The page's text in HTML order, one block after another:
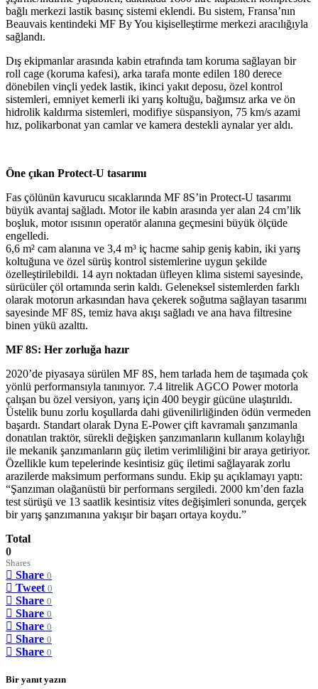
bağlı merkezi lastik basınç sistemi eklendi. Bu sistem, Fransa’nın
Beauvais kentindeki MF By You kişiselleştirme merkezi aracılığıyla
sağlandı.
Dış ekipmanlar arasında kabin etrafında tam koruma sağlayan bir
roll cage (koruma kafesi), arka tarafa monte edilen 180 derece
dönebilen vinçli yedek lastik, ikinci yakıt deposu, özel kontrol
sistemleri, emniyet kemerli iki yarış koltuğu, bağımsız arka ve ön
hidrolik kaldırma sistemleri, modifiye süspansiyon, 75 km/s azami
hız, polikarbonat yan camlar ve kamera destekli aynalar yer aldı.
Öne çıkan Protect-U tasarımı
Fas çölünün kavurucu sıcaklarında MF 8S’in Protect-U tasarımı
büyük avantaj sağladı. Motor ile kabin arasında yer alan 24 cm’lik
boşluk, motor ısısının operatör alanına geçmesini büyük ölçüde
engelledi.
6,6 m² cam alanına ve 3,4 m³ iç hacme sahip geniş kabin, iki yarış
koltuğuna ve özel sürüş kontrol sistemlerine uygun şekilde
özelleştirilebildi. 14 ayrı noktadan üfleyen klima sistemi sayesinde,
sürücüler çöl ortamında serin kaldı. Geleneksel sistemlerden farklı
olarak motorun arkasından hava çekerek soğutma sağlayan tasarımı
sayesinde MF 8S, temiz hava akışı sağladı ve ana hava filtresine
binen yükü azalttı.
MF 8S: Her zorluğa hazır
2020’de piyasaya sürülen MF 8S, hem tarlada hem de taşımada çok
yönlü performansıyla tanınıyor. 7.4 litrelik AGCO Power motorla
çalışan bu özel versiyon, yarış için 400 beygir gücüne ulaştırıldı.
Üstelik bunu zorlu koşullarda dahi güvenilirliğinden ödün vermeden
başardı. Standart olarak Dyna E-Power çift kavramalı şanzımanla
donatılan traktör, sürekli değişken şanzımanların kullanım kolaylığı
ile mekanik şanzımanların güç iletim verimliliğini bir araya getiriyor.
Özellikle kum tepelerinde kesintisiz güç iletimi sağlayarak zorlu
arazilerde maksimum performans sundu. Ekip şu açıklamayı yaptı:
“Şanzıman olağanüstü bir performans sergiledi. 2000 km’den fazla
test sürüşü ve 13 saatlik kesintisiz vites değişimleri sonunda, gerçek
bir yarış şanzımanına yakışır bir başarı ortaya koydu.”
Total
0
Shares
Share 0
Tweet 0
Share 0
Share 0
Share 0
Share 0
Share 0
Bir yanıt yazın